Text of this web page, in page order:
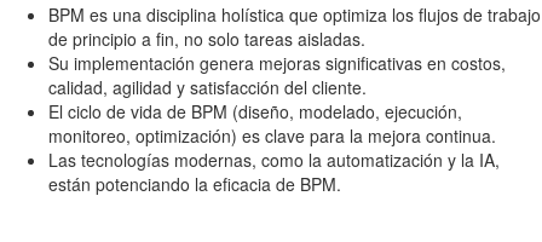
BPM es una disciplina holística que optimiza los flujos de trabajo
de principio a fin, no solo tareas aisladas.
Su implementación genera mejoras significativas en costos,
calidad, agilidad y satisfacción del cliente.
El ciclo de vida de BPM (diseño, modelado, ejecución,
monitoreo, optimización) es clave para la mejora continua.
Las tecnologías modernas, como la automatización y la IA,
están potenciando la eficacia de BPM.